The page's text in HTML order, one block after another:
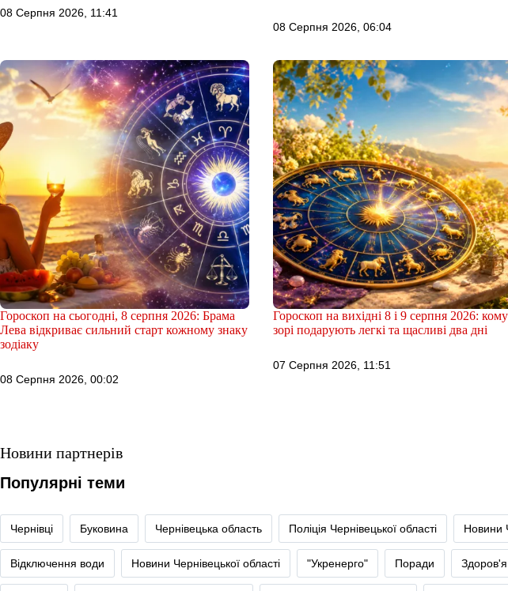
08 Серпня 2026, 11:41
08 Серпня 2026, 06:04
Гороскоп на сьогодні, 8 серпня 2026: Брама
Лева відкриває сильний старт кожному знаку
зодіаку
08 Серпня 2026, 00:02
Гороскоп на вихідні 8 і 9 серпня 2026: кому
зорі подарують легкі та щасливі два дні
07 Серпня 2026, 11:51
Новини партнерів
Популярні теми
Чернівці Буковина Чернівецька область Поліція Чернівецької області Новини
Відключення води Новини Чернівецької області "Укренерго" Поради Здоров'я